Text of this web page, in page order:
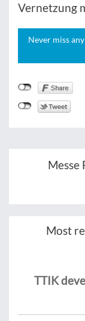
Vernetzung
Never miss
Most
TTIK